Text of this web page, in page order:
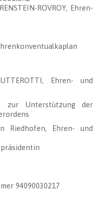
ROVROY, Ehren-
Ehren- und
zur Unterstützung der
Riedhofen, Ehren- und
94090030217